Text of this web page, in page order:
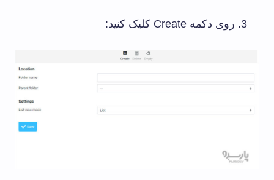
روی دکمه Create کلیک کنید: